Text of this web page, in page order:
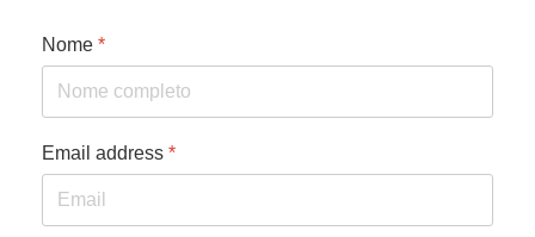
Nome *
Email address *